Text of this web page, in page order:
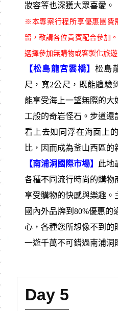
妝容等也深獲大眾喜愛。
※本專案行程所享優惠團費
留，敬請各位貴賓配合參加
選擇參加無購物或客製化旅遊
【松島龍宮雲橋】松島
尺，寬2公尺，既能體驗
能享受海上一望無際的大
工般的奇岩怪石。步道還
看上去如同浮在海面上
比，因而成為釜山西區的
【南浦洞國際市場】
此地
各種不同流行時尚的購物
享受購物的快感與樂趣。
國內外品牌到80%優惠
⼼，各種您所想像不到的
⼀遊千萬不可錯過南浦洞
Day 5